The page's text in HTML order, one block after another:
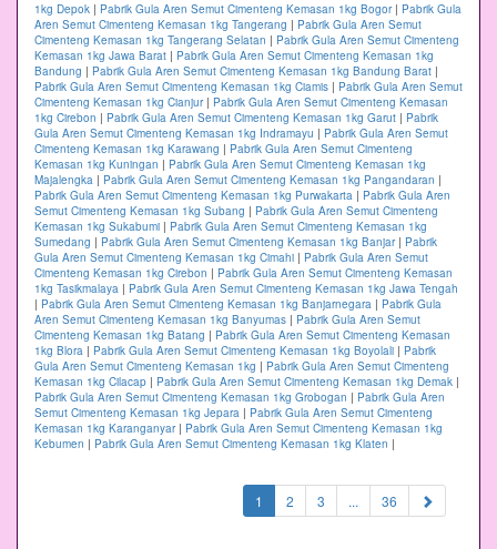
1kg Depok | Pabrik Gula Aren Semut Cimenteng Kemasan 1kg Bogor| Pabrik Gula
Aren Semut Cimenteng Kemasan 1kg Tangerang | Pabrik Gula Aren Semut
Cimenteng Kemasan 1kg Tangerang Selatan | Pabrik Gula Aren Semut Cimenteng
Kemasan 1kg Jawa Barat | Pabrik Gula Aren Semut Cimenteng Kemasan 1kg
Bandung | Pabrik Gula Aren Semut Cimenteng Kemasan 1kg Bandung Barat |
Pabrik Gula Aren Semut Cimenteng Kemasan 1kg Ciamis | Pabrik Gula Aren Semut
Cimenteng Kemasan 1kg Cianjur| Pabrik Gula Aren Semut Cimenteng Kemasan
1kg Cirebon | Pabrik Gula Aren Semut Cimenteng Kemasan 1kg Garut | Pabrik
Gula Aren Semut Cimenteng Kemasan 1kg Indramayu | Pabrik Gula Aren Semut
Cimenteng Kemasan 1kg Karawang | Pabrik Gula Aren Semut Cimenteng
Kemasan 1kg Kuningan | Pabrik Gula Aren Semut Cimenteng Kemasan 1kg
Majalengka | Pabrik Gula Aren Semut Cimenteng Kemasan 1kg Pangandaran |
Pabrik Gula Aren Semut Cimenteng Kemasan 1kg Purwakarta | Pabrik Gula Aren
Semut Cimenteng Kemasan 1kg Subang | Pabrik Gula Aren Semut Cimenteng
Kemasan 1kg Sukabumi | Pabrik Gula Aren Semut Cimenteng Kemasan 1kg
Sumedang | Pabrik Gula Aren Semut Cimenteng Kemasan 1kg Banjar| Pabrik
Gula Aren Semut Cimenteng Kemasan 1kg Cimahi | Pabrik Gula Aren Semut
Cimenteng Kemasan 1kg Cirebon | Pabrik Gula Aren Semut Cimenteng Kemasan
1kg Tasikmalaya | Pabrik Gula Aren Semut Cimenteng Kemasan 1kg Jawa Tengah
| Pabrik Gula Aren Semut Cimenteng Kemasan 1kg Banjarnegara | Pabrik Gula
Aren Semut Cimenteng Kemasan 1kg Banyumas | Pabrik Gula Aren Semut
Cimenteng Kemasan 1kg Batang | Pabrik Gula Aren Semut Cimenteng Kemasan
1kg Blora | Pabrik Gula Aren Semut Cimenteng Kemasan 1kg Boyolali | Pabrik
Gula Aren Semut Cimenteng Kemasan 1kg | Pabrik Gula Aren Semut Cimenteng
Kemasan 1kg Cilacap | Pabrik Gula Aren Semut Cimenteng Kemasan 1kg Demak |
Pabrik Gula Aren Semut Cimenteng Kemasan 1kg Grobogan | Pabrik Gula Aren
Semut Cimenteng Kemasan 1kg Jepara | Pabrik Gula Aren Semut Cimenteng
Kemasan 1kg Karanganyar| Pabrik Gula Aren Semut Cimenteng Kemasan 1kg
Kebumen | Pabrik Gula Aren Semut Cimenteng Kemasan 1kg Klaten |
1 (current)
2 3 ... 36